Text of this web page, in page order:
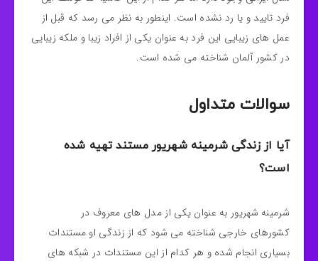
فرد تایید و یا رد نشده است. اینطور به نظر می رسد که قبل از
عمل های زیبایی این فرد به عنوان یکی از افراد زیبا و ملکه زیبایی
در کشور آلمان شناخته می شده است.
سوالات متداول
آیا از زندگی شرمینه شهریور مستند تهیه شده
است؟
شرمینه شهریور به عنوان یکی از مدل های معروف در
کشورهای خارجی شناخته می‌ شود که از زندگی او مستندات
بسیاری انجام شده و هر کدام از این مستندات در شبکه های